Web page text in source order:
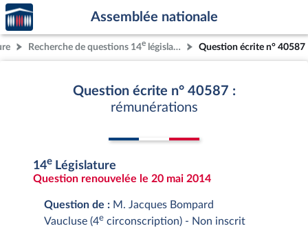
Aller au contenu
Aller en bas de la page
Accèder
à la
page
d'accueil
Assemblée nationale
Recherche de questions 14e législature Question écrite n° 40587
Question écrite n° 40587 :
rémunérations
14e Législature
Question renouvelée le 20 mai 2014
Question de : M. Jacques Bompard
Vaucluse (4e circonscription) - Non inscrit